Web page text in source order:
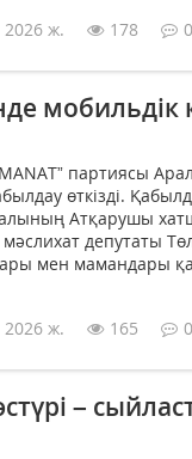
2026 ж. 178 0
мобильдік
партиясы
өткізді.
Атқарушы
депутаты
мен мамандары
2026 ж. 165 0
–